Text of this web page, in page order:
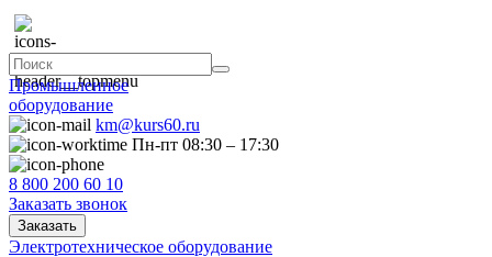
Промышленное
оборудование
km@kurs60.ru
Пн-пт 08:30 – 17:30
8 800 200 60 10
Заказать звонок
Заказать
Электротехническое оборудование